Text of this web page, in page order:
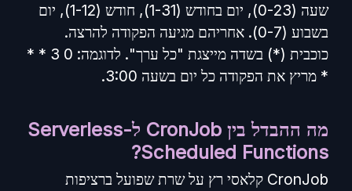
שעה (0-23), יום בחודש (1-31), חודש (1-12), יום
בשבוע (0-7). אחריהם מגיעה הפקודה להרצה.
כוכבית (*) בשדה מייצגת "כל ערך". לדוגמה: 0 3 * *
* מריץ את הפקודה כל יום בשעה 3:00.
מה ההבדל בין CronJob ל-Serverless
Scheduled Functions?
CronJob קלאסי רץ על שרת שפועל ברציפות